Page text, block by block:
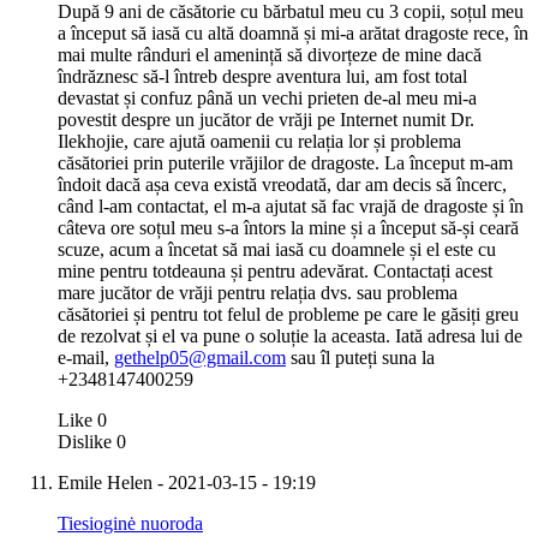
După 9 ani de căsătorie cu bărbatul meu cu 3 copii, soțul meu
a început să iasă cu altă doamnă și mi-a arătat dragoste rece, în
mai multe rânduri el amenință să divorțeze de mine dacă
îndrăznesc să-l întreb despre aventura lui, am fost total
devastat și confuz până un vechi prieten de-al meu mi-a
povestit despre un jucător de vrăji pe Internet numit Dr.
Ilekhojie, care ajută oamenii cu relația lor și problema
căsătoriei prin puterile vrăjilor de dragoste. La început m-am
îndoit dacă așa ceva există vreodată, dar am decis să încerc,
când l-am contactat, el m-a ajutat să fac vrajă de dragoste și în
câteva ore soțul meu s-a întors la mine și a început să-și ceară
scuze, acum a încetat să mai iasă cu doamnele și el este cu
mine pentru totdeauna și pentru adevărat. Contactați acest
mare jucător de vrăji pentru relația dvs. sau problema
căsătoriei și pentru tot felul de probleme pe care le găsiți greu
de rezolvat și el va pune o soluție la aceasta. Iată adresa lui de
e-mail, gethelp05@gmail.com sau îl puteți suna la
+2348147400259
Like 0
Dislike 0
Emile Helen - 2021-03-15 - 19:19
Tiesioginė nuoroda